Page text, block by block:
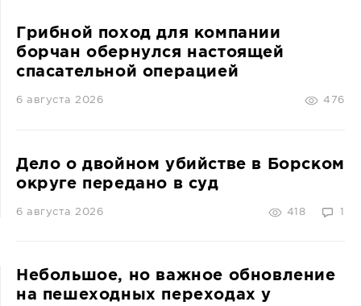
Грибной поход для компании
борчан обернулся настоящей
спасательной операцией
6 августа 2026 476
Дело о двойном убийстве в Борском
округе передано в суд
6 августа 2026 418 1
Небольшое, но важное обновление
на пешеходных переходах у